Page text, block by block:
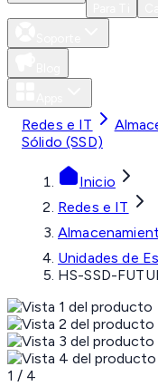
Redes e IT
Sólido (SSD)
Inicio
Redes e IT
Unidades de
HS-SSD-
1 / 4